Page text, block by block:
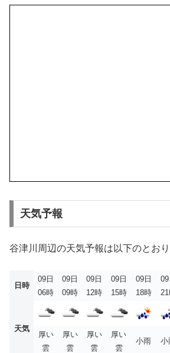
天気予報
谷津川周辺の天気予報は以下のとおり
日時
09日
06時
09日
09時
09日
12時
09日
15時
09日
18時
09
天気
厚い
雲
厚い
雲
厚い
雲
厚い
雲
小雨 小